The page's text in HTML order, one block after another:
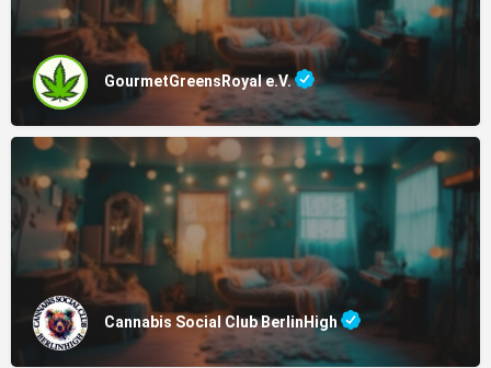
GourmetGreensRoyal e.V.
Cannabis Social Club BerlinHigh